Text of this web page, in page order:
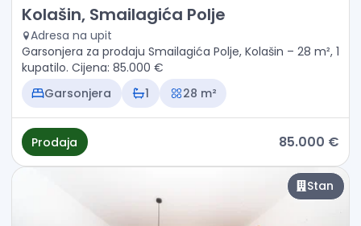
Prodaja - Stan Kolašin, Smailagića Polje
Kolašin, Smailagića Polje
Adresa na upit
Garsonjera za prodaju Smailagića Polje, Kolašin – 28 m², 1
kupatilo. Cijena: 85.000 €
Garsonjera
1 28 m²
Prodaja 85.000 €
Stan